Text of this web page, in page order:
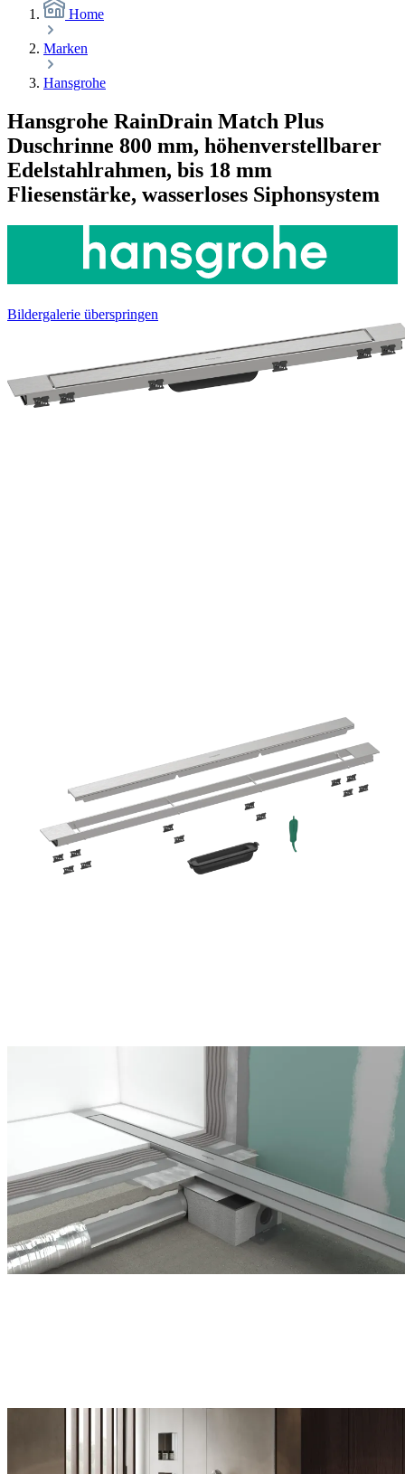
Home
Marken
Hansgrohe
Hansgrohe RainDrain Match Plus
Duschrinne 800 mm, höhenverstellbarer
Edelstahlrahmen, bis 18 mm
Fliesenstärke, wasserloses Siphonsystem
Bildergalerie überspringen